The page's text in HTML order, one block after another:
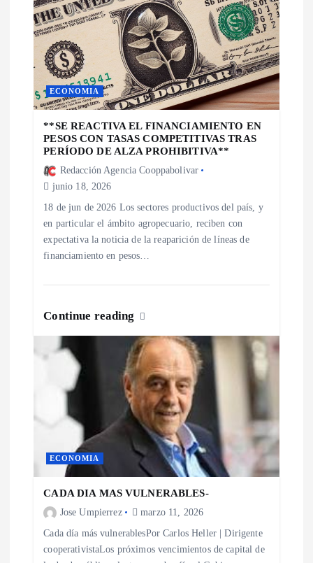
e
e
n
ECONOMIA
**SE REACTIVA EL FINANCIAMIENTO EN
PESOS CON TASAS COMPETITIVAS TRAS
PERÍODO DE ALZA PROHIBITIVA**
Redacción Agencia Cooppabolivar
junio 18, 2026
18 de jun de 2026 Los sectores productivos del país, y
en particular el ámbito agropecuario, reciben con
expectativa la noticia de la reaparición de líneas de
financiamiento en pesos…
Continue reading
ECONOMIA
CADA DIA MAS VULNERABLES-
Jose Umpierrez marzo 11, 2026
Cada día más vulnerablesPor Carlos Heller | Dirigente
cooperativistaLos próximos vencimientos de capital de